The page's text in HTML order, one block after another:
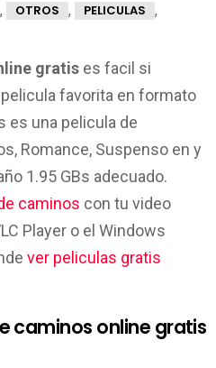
, OTROS , PELICULAS ,
gratis es facil si
favorita en formato
es una pelicula de
Romance, Suspenso en y
1.95 GBs adecuado.
caminos con tu video
Player o el Windows
ver peliculas gratis
caminos online gratis